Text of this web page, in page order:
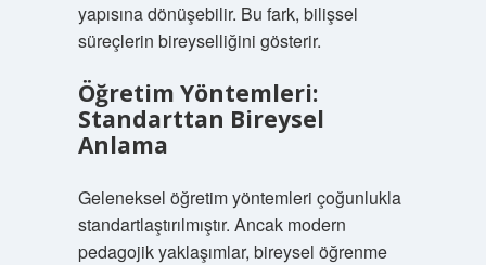
yapısına dönüşebilir. Bu fark, bilişsel
süreçlerin bireyselliğini gösterir.
Öğretim Yöntemleri:
Standarttan Bireysel
Anlama
Geleneksel öğretim yöntemleri çoğunlukla
standartlaştırılmıştır. Ancak modern
pedagojik yaklaşımlar, bireysel öğrenme